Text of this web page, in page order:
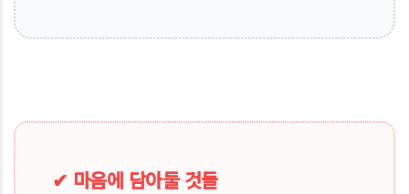
✔ 마음에 담아둘 것들